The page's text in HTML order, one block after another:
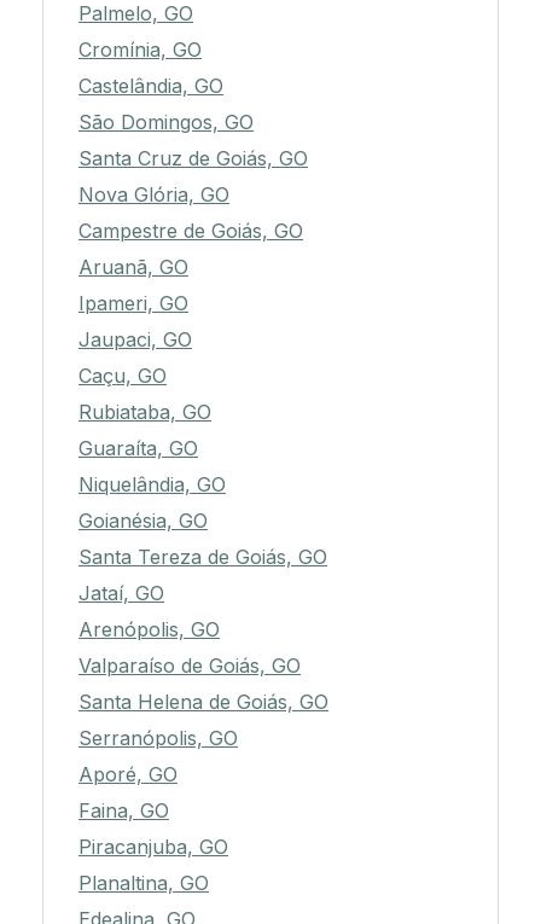
Palmelo, GO
Cromínia, GO
Castelândia, GO
São Domingos, GO
Santa Cruz de Goiás, GO
Nova Glória, GO
Campestre de Goiás, GO
Aruanã, GO
Ipameri, GO
Jaupaci, GO
Caçu, GO
Rubiataba, GO
Guaraíta, GO
Niquelândia, GO
Goianésia, GO
Santa Tereza de Goiás, GO
Jataí, GO
Arenópolis, GO
Valparaíso de Goiás, GO
Santa Helena de Goiás, GO
Serranópolis, GO
Aporé, GO
Faina, GO
Piracanjuba, GO
Planaltina, GO